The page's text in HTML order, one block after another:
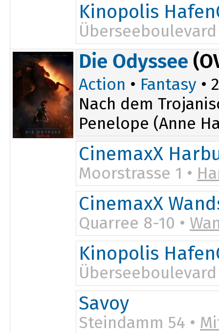
Kinopolis
Überseeboulevard
19:00
Die Odyssee
Action • Fantasy •
Nach dem
Penelope (Anne
CinemaxX
Moorstrasse 1 •
CinemaxX
Quarree 8-10 •
Kinopolis
Überseeboulevard
Savoy
Steindamm 54 •